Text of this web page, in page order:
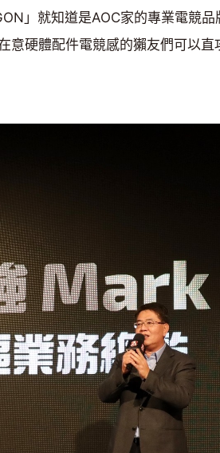
」就知道是AOC家的專業電競品
硬體配件電競感的獺友們可以直